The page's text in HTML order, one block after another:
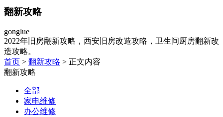
翻新攻略
gonglue
2022年旧房翻新攻略，西安旧房改造攻略，卫生间厨房翻新改
造攻略。
首页 > 翻新攻略 > 正文内容
翻新攻略
全部
家电维修
办公维修